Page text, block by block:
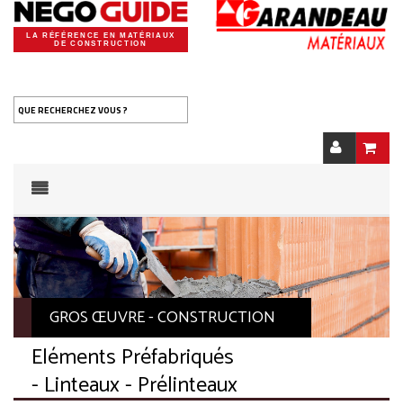
LA RÉFÉRENCE EN MATÉRIAUX
DE CONSTRUCTION
QUE RECHERCHEZ VOUS ?
GROS ŒUVRE - CONSTRUCTION
Eléments Préfabriqués
- Linteaux - Prélinteaux